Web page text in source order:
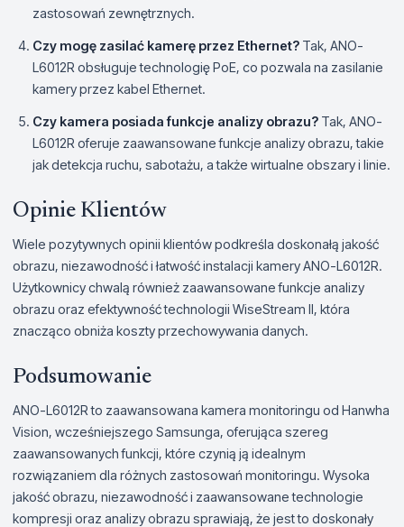
zastosowań zewnętrznych.
Czy mogę zasilać kamerę przez Ethernet? Tak, ANO-
L6012R obsługuje technologię PoE, co pozwala na zasilanie
kamery przez kabel Ethernet.
Czy kamera posiada funkcje analizy obrazu? Tak, ANO-
L6012R oferuje zaawansowane funkcje analizy obrazu, takie
jak detekcja ruchu, sabotażu, a także wirtualne obszary i linie.
Opinie Klientów
Wiele pozytywnych opinii klientów podkreśla doskonałą jakość
obrazu, niezawodność i łatwość instalacji kamery ANO-L6012R.
Użytkownicy chwalą również zaawansowane funkcje analizy
obrazu oraz efektywność technologii WiseStream II, która
znacząco obniża koszty przechowywania danych.
Podsumowanie
ANO-L6012R to zaawansowana kamera monitoringu od Hanwha
Vision, wcześniejszego Samsunga, oferująca szereg
zaawansowanych funkcji, które czynią ją idealnym
rozwiązaniem dla różnych zastosowań monitoringu. Wysoka
jakość obrazu, niezawodność i zaawansowane technologie
kompresji oraz analizy obrazu sprawiają, że jest to doskonały